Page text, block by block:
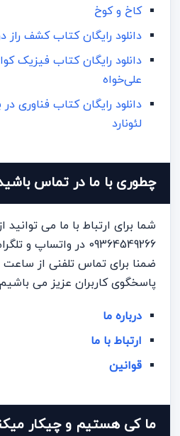
کاخ و کوخ
دانلود رایگان کتاب کشف راز
دانلود رایگان کتاب فیزیک
علی‌خواه
دانلود رایگان کتاب فناوری در
لئونارد
چطوری با ما در تماس
شما برای ارتباط با ما می توانید
09364549266 در واتساپ
پاسخگوی کاربران عزیز می باشیم
درباره ما
ارتباط با ما
قوانین
ما کی هستیم و چیکار